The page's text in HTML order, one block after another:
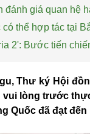
đánh giá quan hệ
có thể hợp tác tại
2': Bước tiến
Thư ký Hội
vui lòng trước
Quốc đã đạt